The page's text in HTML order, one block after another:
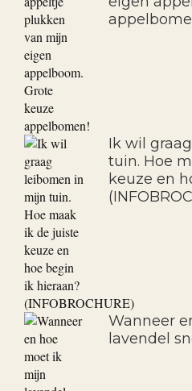
Ik wil
tuin. Hoe
keuze en
Wanneer
lavendel